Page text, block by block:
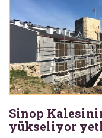
Sinop
yükseliyor